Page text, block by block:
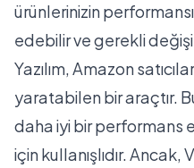
ürünlerinizin
edebilir ve gerekli
Yazılım, Amazon
yaratabilen bir araçtır.
daha iyi bir performans
için kullanışlıdır. Ancak,